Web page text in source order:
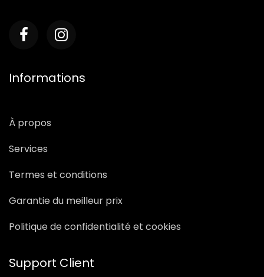
Informations
À propos
Services
Termes et conditions
Garantie du meilleur prix
Politique de confidentialité et cookies
Support Client